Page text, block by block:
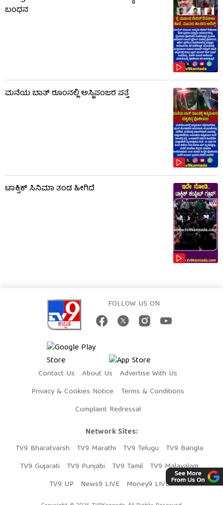
ಬಂಧನ
ಮನೆಯ ಬಾತ್ ರೂಂನಲ್ಲಿ ಅಸ್ಥಿಪಂಜರ ಪತ್ತೆ
ಟಾಕ್ಸಿಕ್​​​ ಸಿನಿಮಾ ತಂಡ ಹೀಗಿದೆ
FOLLOW US ON
Contact Us About Us
Advertise With Us
Privacy & Cookies Notice
Terms & Conditions
Complaint Redressal
Network Sites:
TV9 Bharatvarsh
TV9 Marathi TV9 Telugu
TV9 Bangla
TV9 Gujarati
TV9 Punjabi TV9 Tamil
TV9 Malayalam
TV9 UP
News9 LIVE Money9 LIVE